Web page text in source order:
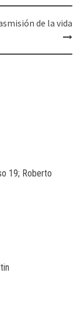
de la vida
19; Roberto